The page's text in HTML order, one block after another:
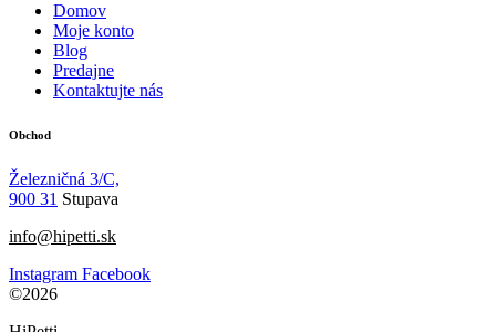
Domov
Moje konto
Blog
Predajne
Kontaktujte nás
Obchod
Železničná 3/C,
900 31 Stupava
info@hipetti.sk
Instagram Facebook
©2026